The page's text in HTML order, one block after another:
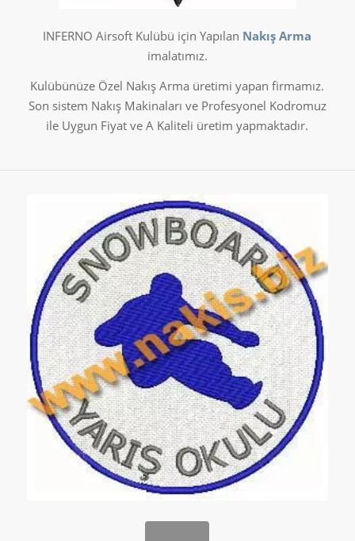
INFERNO Airsoft Kulübü için Yapılan Nakış Arma
imalatımız.
Kulübünüze Özel Nakış Arma üretimi yapan firmamız.
Son sistem Nakış Makinaları ve Profesyonel Kodromuz
ile Uygun Fiyat ve A Kaliteli üretim yapmaktadır.